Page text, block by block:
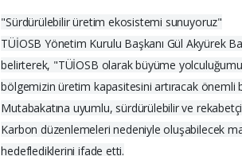
"Sürdürülebilir üretim ekosistemi sunuyoruz"
TÜİOSB Yönetim Kurulu Başkanı Gül Akyürek
belirterek, "TÜİOSB olarak büyüme
bölgemizin üretim kapasitesini artıracak önemli
Mutabakatına uyumlu, sürdürülebilir ve
Karbon düzenlemeleri nedeniyle oluşabilecek
hedeflediklerini ifade etti.